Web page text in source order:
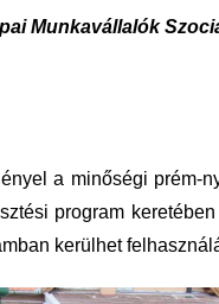
Munkavállalók
a minőségi prém-
program
kerülhet